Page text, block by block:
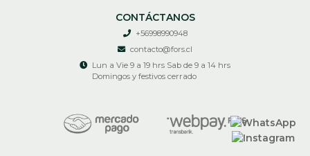
CONTÁCTANOS
+56998990948
contacto@fors.cl
Lun a Vie 9 a 19 hrs Sab de 9 a 14 hrs
Domingos y festivos cerrado